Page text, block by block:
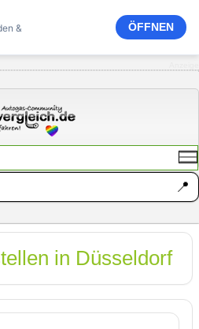
&
ÖFFNEN
📍
in Düsseldorf